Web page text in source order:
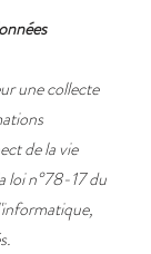
une collecte
de la vie
loi n°78-17 du